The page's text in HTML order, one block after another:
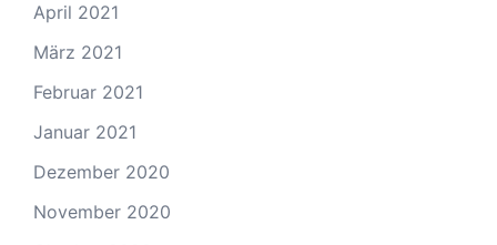
April 2021
März 2021
Februar 2021
Januar 2021
Dezember 2020
November 2020